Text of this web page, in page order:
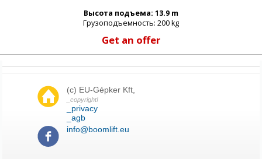
Высота подъема: 13.9 m
Грузоподъемность: 200 kg
Get an offer
(c) EU-Gépker Kft,
_copyright!
_privacy
_agb
info@boomlift.eu